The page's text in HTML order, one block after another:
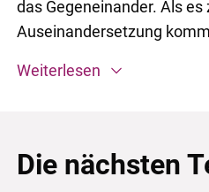
das Gegeneinander. Als
Auseinandersetzung
Weiterlesen
Die nächsten